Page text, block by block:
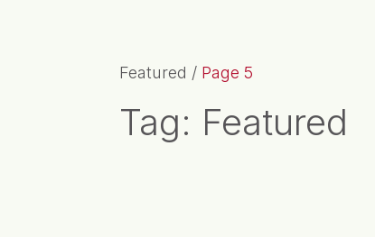
Featured / Page 5
Tag: Featured